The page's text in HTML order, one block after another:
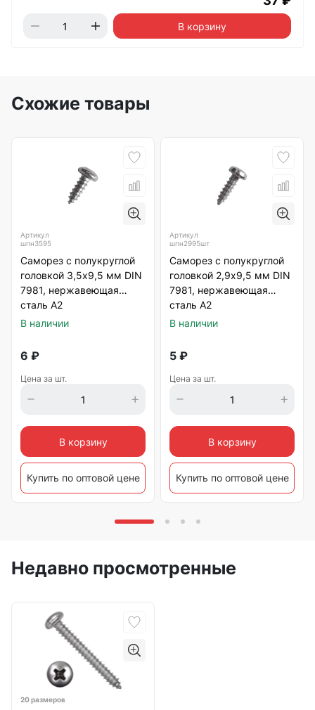
В корзину
Схожие товары
Артикул
шпн3595
Саморез с полукруглой
головкой 3,5х9,5 мм DIN
7981, нержавеющая
сталь А2
В наличии
6 ₽
Цена за шт.
В корзину
Купить по оптовой цене
Артикул
шпн2995шт
Саморез с полукруглой
головкой 2,9х9,5 мм DIN
7981, нержавеющая
сталь А2
В наличии
5 ₽
Цена за шт.
В корзину
Купить по оптовой цене
Недавно просмотренные
20 размеров